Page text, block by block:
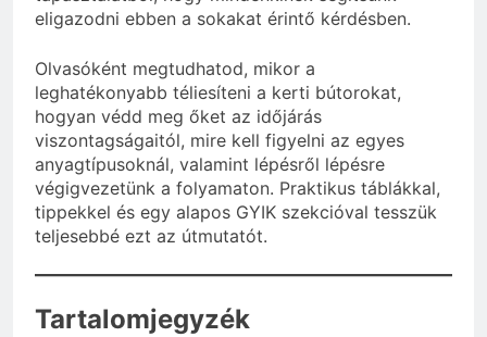
eligazodni ebben a sokakat érintő kérdésben.
Olvasóként megtudhatod, mikor a
leghatékonyabb téliesíteni a kerti bútorokat,
hogyan védd meg őket az időjárás
viszontagságaitól, mire kell figyelni az egyes
anyagtípusoknál, valamint lépésről lépésre
végigvezetünk a folyamaton. Praktikus táblákkal,
tippekkel és egy alapos GYIK szekcióval tesszük
teljesebbé ezt az útmutatót.
Tartalomjegyzék